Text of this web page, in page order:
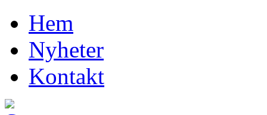
Hem
Nyheter
Kontakt